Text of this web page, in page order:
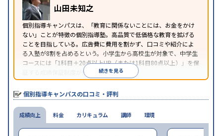
山田未知之
個別指導キャンパスは、「教育に関係ないことには、お金をかけ
ない」ことが特徴の個別指導塾。高品質で低価格な教育を拡げる
ことを目指している。広告費に費用を割かず、口コミや紹介によ
る入塾が8割を占めるという。小学生から高校生が対象で、中学生
コースには「1科目＋20点以上UP（または1科目80点以上）」を保
証する成績保証制度が付帯している。
続きを見る
個別指導キャンパスの口コミ・評判
成績向上 料金 カリキュラム 講師 環境